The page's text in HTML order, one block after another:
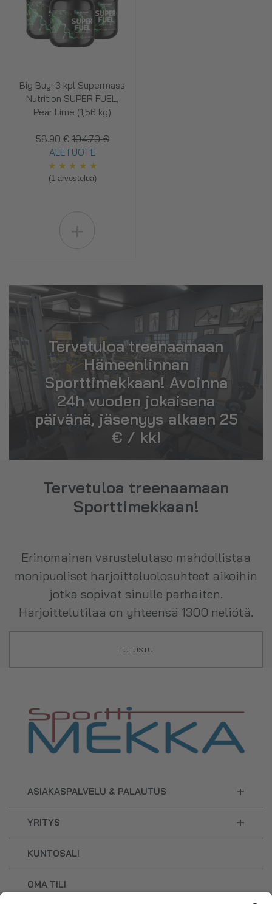
Big Buy: 3 kpl Supermass
Nutrition SUPER FUEL,
Pear Lime (1,56 kg)
58.90 € 104.70 €
ALETUOTE
★ ★ ★ ★ ★
(1 arvostelua)
Tervetuloa treenaamaan
Hämeenlinnan
Sporttimekkaan! Avoinna
24h vuoden jokaisena
päivänä, jäsenyys alkaen 25
€ / kk!
Tervetuloa treenaamaan
Sporttimekkaan!
Erinomainen varustelutaso mahdollistaa
monipuoliset harjoitteluolosuhteet aikoihin
jotka sopivat sinulle parhaiten.
Harjoittelutilaa on yhteensä 1300 neliötä.
TUTUSTU
ASIAKASPALVELU & PALAUTUS +
YRITYS +
KUNTOSALI
OMA TILI